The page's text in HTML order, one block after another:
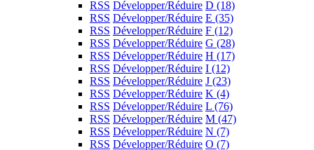
RSS Développer/Réduire D (18)
RSS Développer/Réduire E (35)
RSS Développer/Réduire F (12)
RSS Développer/Réduire G (28)
RSS Développer/Réduire H (17)
RSS Développer/Réduire I (12)
RSS Développer/Réduire J (23)
RSS Développer/Réduire K (4)
RSS Développer/Réduire L (76)
RSS Développer/Réduire M (47)
RSS Développer/Réduire N (7)
RSS Développer/Réduire O (7)